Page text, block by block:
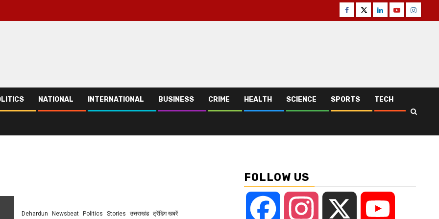
Facebook
TwitterLinkedinYoutube
NATIONAL INTERNATIONAL BUSINESS CRIME HEALTH SCIENCE SPORTS TECH
Dehardun Newsbeat Politics Stories उत्तराखंड
ट्रेंडिंग खबरें
FOLLOW US
Facebook Instagram